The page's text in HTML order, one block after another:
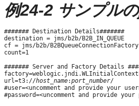
例24-2 サンプル
####### Destination Details#######
destination = jms/b2b/B2B_IN_QUEUE
cf = jms/b2b/B2BQueueConnectionFactory
count=1
####### Server and Factory Details
url=t3://host_name:port_number/
#user=<uncomment and provide your